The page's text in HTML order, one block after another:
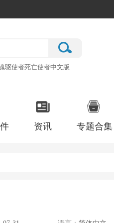
驱使者死亡使者中文版
资讯 专题合集